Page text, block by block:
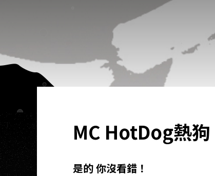
MC HotDog熱
是的 你沒看錯！